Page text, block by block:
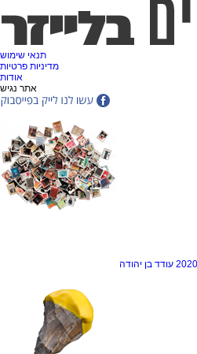
תנאי שימוש
מדיניות פרטיות
אודות
אתר נגיש
עודד בן יהודה